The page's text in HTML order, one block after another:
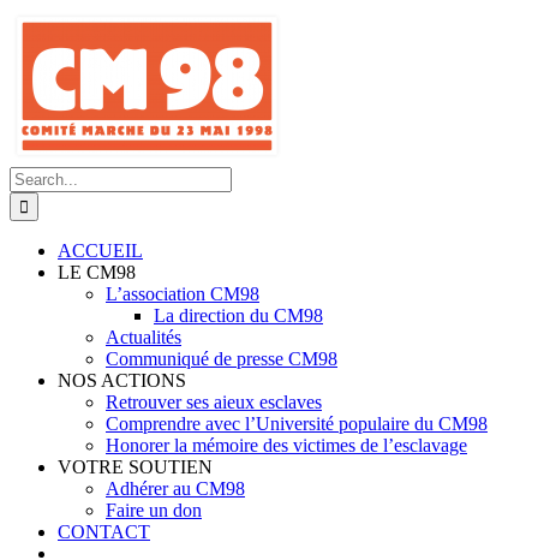
Skip
content
Search
for:
ACCUEIL
LE CM98
L’association CM98
La direction du CM98
Actualités
Communiqué de presse CM98
NOS ACTIONS
Retrouver ses aieux esclaves
Comprendre avec l’Université populaire du CM98
Honorer la mémoire des victimes de l’esclavage
VOTRE SOUTIEN
Adhérer au CM98
Faire un don
CONTACT